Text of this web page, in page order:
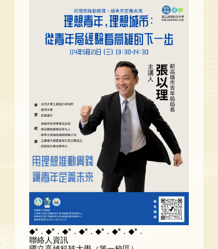
◆*．◆*．◆*．◆*．◆*．◆*．◆*．
聯絡人資訊